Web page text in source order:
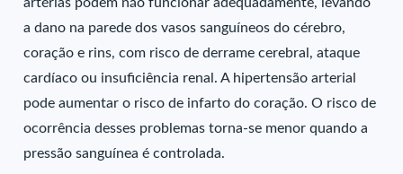
a dano na parede dos vasos sanguíneos do cérebro,
coração e rins, com risco de derrame cerebral, ataque
cardíaco ou insuficiência renal. A hipertensão arterial
pode aumentar o risco de infarto do coração. O risco de
ocorrência desses problemas torna-se menor quando a
pressão sanguínea é controlada.